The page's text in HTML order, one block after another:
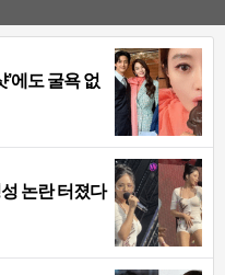
’에도 굴욕 없
논란 터졌다